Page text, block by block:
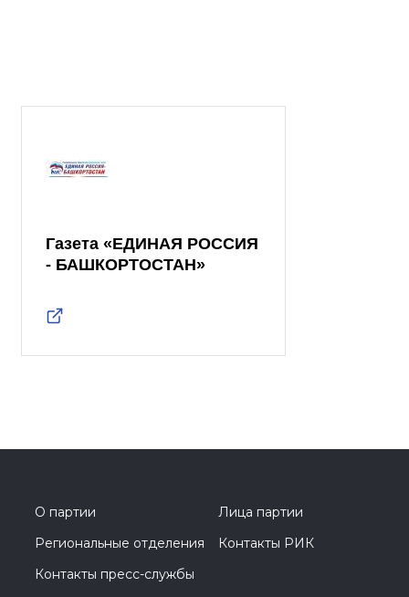
Газета «ЕДИНАЯ РОССИЯ
- БАШКОРТОСТАН»
О партии
Лица партии
Региональные отделения
Контакты РИК
Контакты пресс-службы